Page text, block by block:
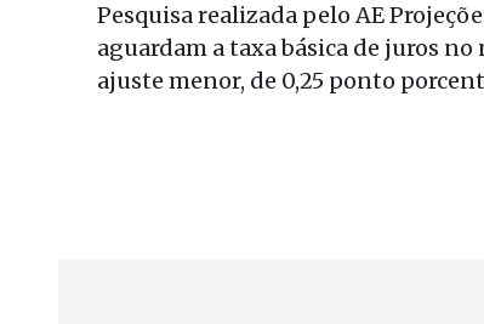
Pesquisa realizada pelo AE
aguardam a taxa básica de juros no
ajuste menor, de 0,25 ponto